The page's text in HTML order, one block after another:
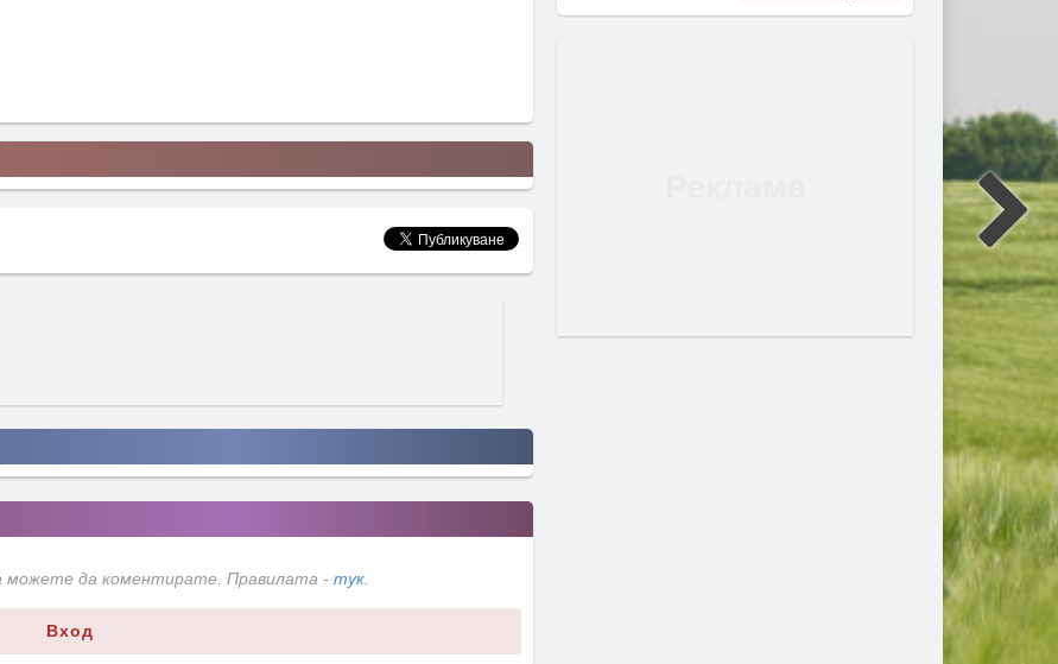
можете да коментирате. Правилата - тук.
Вход